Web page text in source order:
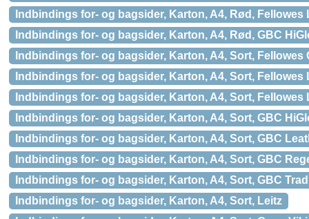
Indbindings for- og bagsider, Karton, A4, Rød, Fellowes
Indbindings for- og bagsider, Karton, A4, Rød, GBC
Indbindings for- og bagsider, Karton, A4, Sort,
Indbindings for- og bagsider, Karton, A4, Sort, Fellowes
Indbindings for- og bagsider, Karton, A4, Sort, Fellowes
Indbindings for- og bagsider, Karton, A4, Sort, GBC
Indbindings for- og bagsider, Karton, A4, Sort, GBC
Indbindings for- og bagsider, Karton, A4, Sort, GBC
Indbindings for- og bagsider, Karton, A4, Sort, GBC
Indbindings for- og bagsider, Karton, A4, Sort, Leitz